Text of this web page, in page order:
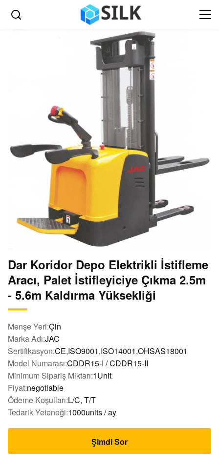
Dar Koridor Depo Elektrikli İstifleme
Aracı, Palet İstifleyiciye Çıkma 2.5m
- 5.6m Kaldırma Yüksekliği
Menşe Yeri:Çin
Marka Adı:JAC
Sertifikasyon:CE,ISO9001,ISO14001,OHSAS18001
Model Numarası:CDDR15-I / CDDR15-II
Minimum Sipariş Miktarı:1Unit
Fiyat:negotiable
Ödeme Koşulları:L/C, T/T
Tedarik Yeteneği:1000units / ay
Şimdi Sor